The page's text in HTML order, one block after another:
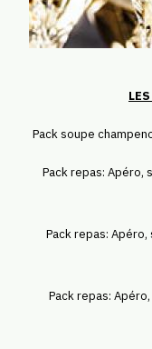
Pack soupe
Pack repas: Apéro,
Pack repas:
Pack repas: